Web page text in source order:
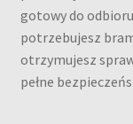
gotowy do
potrzebujesz
otrzymujesz
pełne